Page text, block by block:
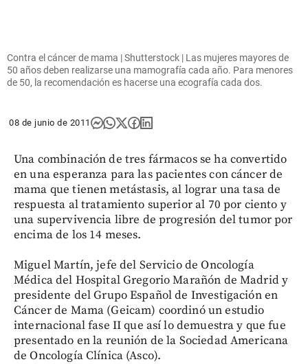
Contra el cáncer de mama | Shutterstock | Las mujeres mayores de
50 años deben realizarse una mamografía cada año. Para menores
de 50, la recomendación es hacerse una ecografía cada dos.
08 de junio de 2011
Una combinación de tres fármacos se ha convertido
en una esperanza para las pacientes con cáncer de
mama que tienen metástasis, al lograr una tasa de
respuesta al tratamiento superior al 70 por ciento y
una supervivencia libre de progresión del tumor por
encima de los 14 meses.
Miguel Martín, jefe del Servicio de Oncología
Médica del Hospital Gregorio Marañón de Madrid y
presidente del Grupo Español de Investigación en
Cáncer de Mama (Geicam) coordinó un estudio
internacional fase II que así lo demuestra y que fue
presentado en la reunión de la Sociedad Americana
de Oncología Clínica (Asco).